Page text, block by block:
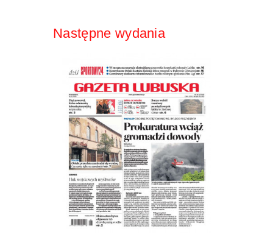
Następne wydania